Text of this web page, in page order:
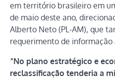
em território brasileiro em
de maio deste ano,
Alberto Neto (PL-AM), que
requerimento de
“No plano estratégico e
reclassificação tenderia a